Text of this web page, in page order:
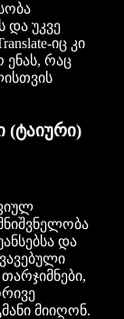
და უკვე
იც კი
ენას, რაც
(ტაიური)
და
მიიღონ.